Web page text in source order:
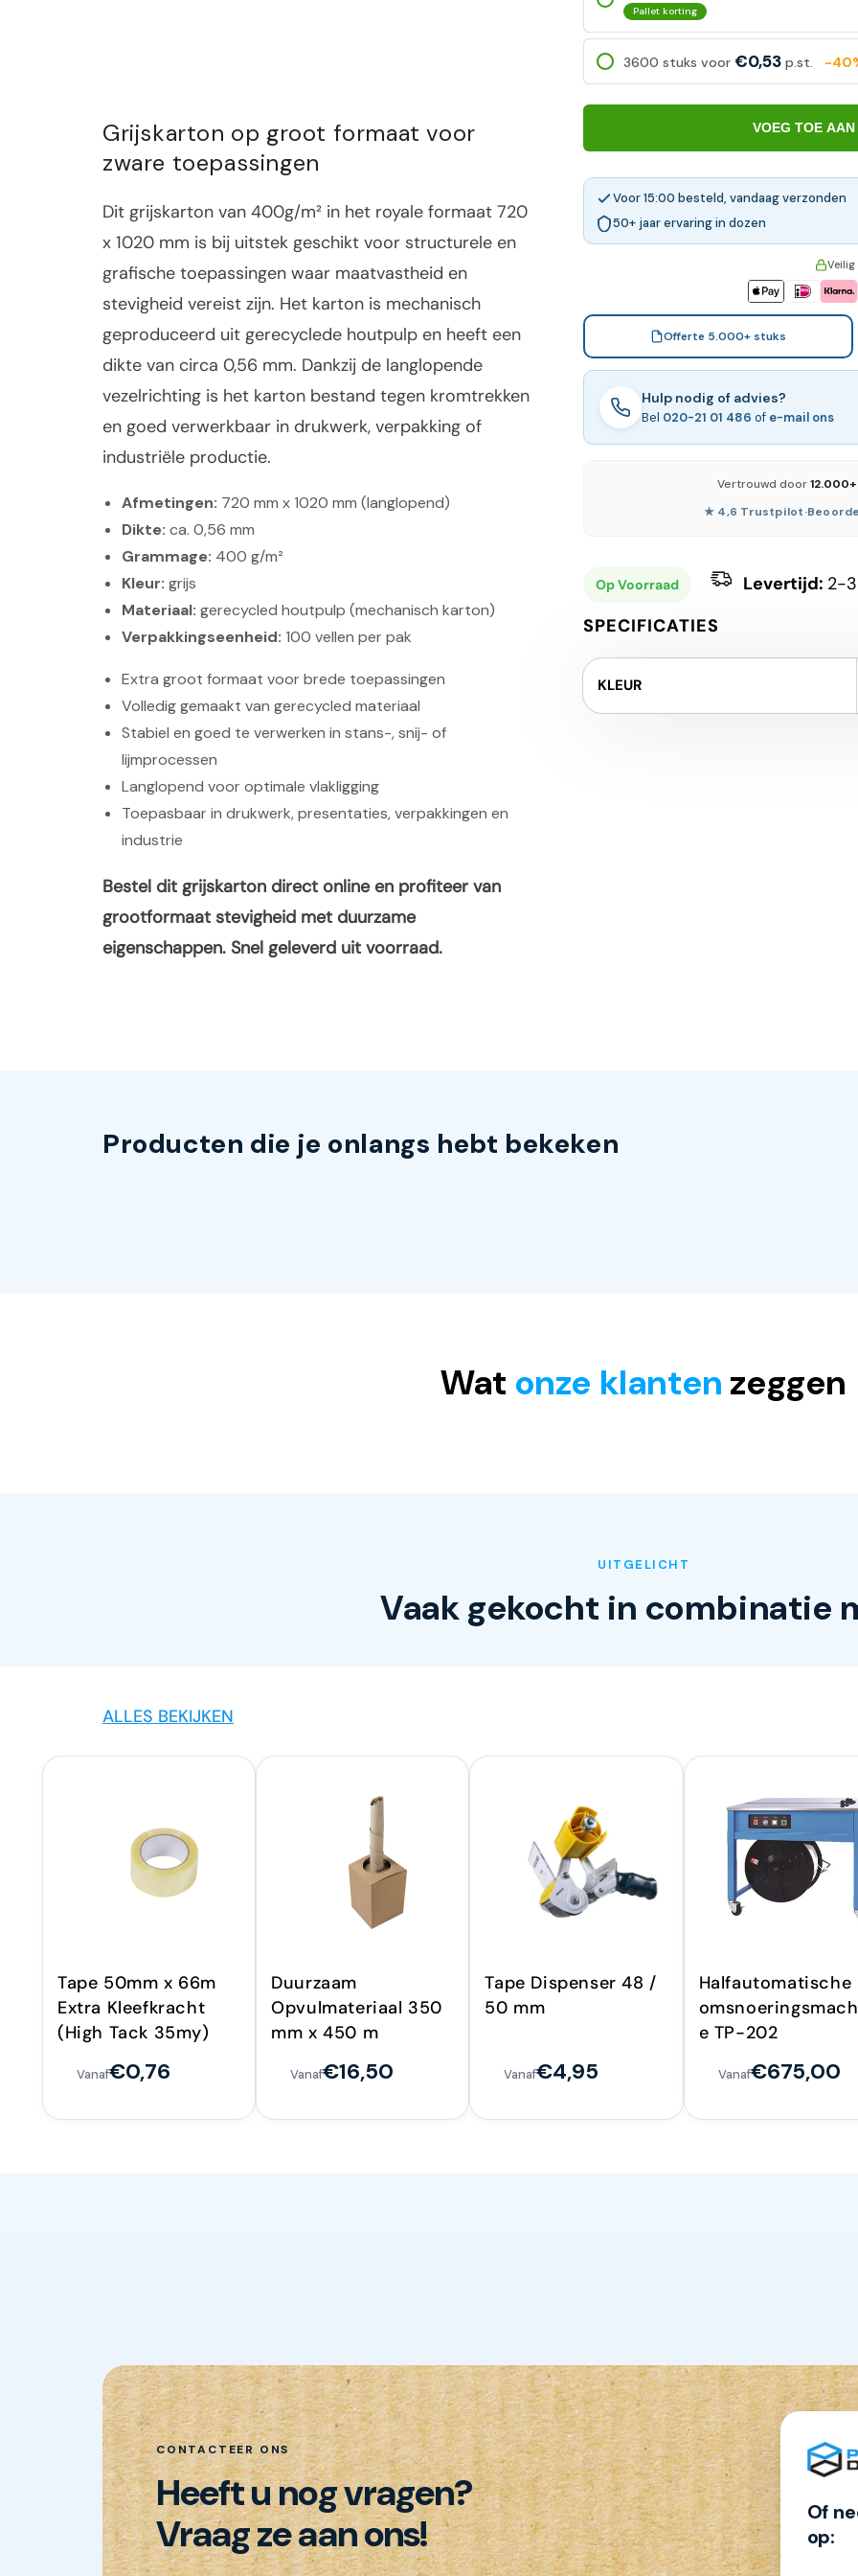
Grijskarton op groot formaat voor
zware toepassingen
Dit grijskarton van 400g/m² in het royale formaat 720
x 1020 mm is bij uitstek geschikt voor structurele en
grafische toepassingen waar maatvastheid en
stevigheid vereist zijn. Het karton is mechanisch
geproduceerd uit gerecyclede houtpulp en heeft een
dikte van circa 0,56 mm. Dankzij de langlopende
vezelrichting is het karton bestand tegen kromtrekken
en goed verwerkbaar in drukwerk, verpakking of
industriële productie.
Afmetingen: 720 mm x 1020 mm (langlopend)
Dikte: ca. 0,56 mm
Grammage: 400 g/m²
Kleur: grijs
Materiaal: gerecycled houtpulp (mechanisch karton)
Verpakkingseenheid: 100 vellen per pak
Extra groot formaat voor brede toepassingen
Volledig gemaakt van gerecycled materiaal
Stabiel en goed te verwerken in stans-, snij- of
lijmprocessen
Langlopend voor optimale vlakligging
Toepasbaar in drukwerk, presentaties, verpakkingen en
industrie
Bestel dit grijskarton direct online en profiteer van
grootformaat stevigheid met duurzame
eigenschappen. Snel geleverd uit voorraad.
Pallet korting
3600 stuks voor €0,53 p.st. -
VOEG TOE
Voor 15:00 besteld, vandaag verzonden
50+ jaar ervaring in dozen
Offerte 5.000+ stuks
Hulp nodig of advies?
Bel 020-21 01 486 of e-mail ons
Vertrouwd door
★ 4,6 Trustpilot·
Op Voorraad Levertijd: 2-
SPECIFICATIES
KLEUR
Producten die je onlangs hebt bekeken
Wat onze klanten zeggen
UITGELICHT
Vaak gekocht in combinatie
ALLES BEKIJKEN
Tape 50mm x 66m
Extra Kleefkracht
(High Tack 35my)
Vanaf€0,76
Duurzaam
Opvulmateriaal 350
mm x 450 m
Vanaf€16,50
Tape Dispenser 48 /
50 mm
Vanaf€4,95
Halfautomatische
e TP-202
Vanaf€675,00
CONTACTEER ONS
Heeft u nog vragen?
Vraag ze aan ons!
Of
op: